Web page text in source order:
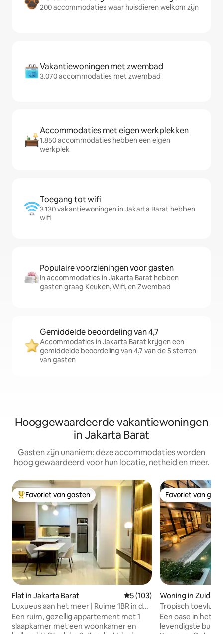
200 accommodaties waar huisdieren welkom zijn
Vakantiewoningen met zwembad
3.070 accommodaties met zwembad
Accommodaties met eigen werkplekken
1.850 accommodaties hebben een eigen
werkplek
Toegang tot wifi
3.130 vakantiewoningen in Jakarta Barat hebben
wifi
Populaire voorzieningen voor gasten
In accommodaties in Jakarta Barat hebben
gasten graag Keuken, Wifi, en Zwembad
Gemiddelde beoordeling van 4,7
Accommodaties in Jakarta Barat krijgen een
gemiddelde beoordeling van 4,7 van de 5 sterren
van gasten
Hooggewaardeerde vakantiewoningen
in Jakarta Barat
Gasten zijn unaniem: deze accommodaties worden
hoog gewaardeerd voor hun locatie, netheid en meer.
Topfavoriet van gasten
Favoriet van gasten
Flat in Jakarta Barat Gemiddelde beoordeling
5 (103)
Luxueus aan het meer | Ruime 1BR in de
buurt van Jakarta Airport
Een ruim, gezellig appartement met 1
slaapkamer met een woonkamer en
Favoriet van
Favoriet van
Woning in Zuid-
Tropisch
privézwembad in
Een oase in het
levendigste